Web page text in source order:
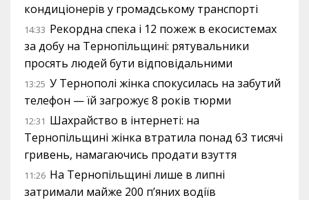
кондиціонерів у громадському транспорті
14:33 Рекордна спека і 12 пожеж в екосистемах
за добу на Тернопільщині: рятувальники
просять людей бути відповідальними
13:25 У Тернополі жінка спокусилась на забутий
телефон — їй загрожує 8 років тюрми
12:31 Шахрайство в інтернеті: на
Тернопільщині жінка втратила понад 63 тисячі
гривень, намагаючись продати взуття
11:26 На Тернопільщині лише в липні
затримали майже 200 п’яних водіїв